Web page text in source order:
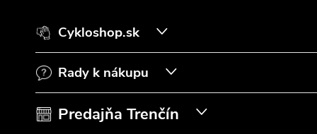
Cykloshop.sk
Rady k nákupu
Predajňa Trenčín